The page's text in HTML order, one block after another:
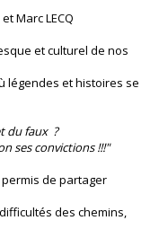
Marc LECQ
et culturel de nos
légendes et histoires se
du faux ?
ses convictions !!!"
de partager
des chemins,